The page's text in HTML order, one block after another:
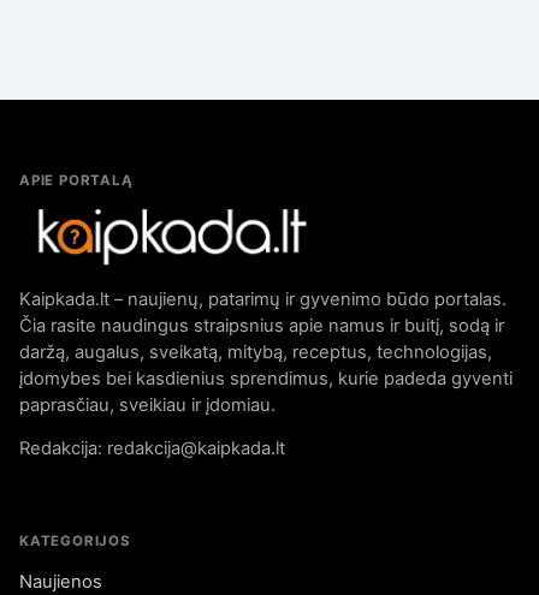
APIE PORTALĄ
Kaipkada.lt – naujienų, patarimų ir gyvenimo būdo portalas.
Čia rasite naudingus straipsnius apie namus ir buitį, sodą ir
daržą, augalus, sveikatą, mitybą, receptus, technologijas,
įdomybes bei kasdienius sprendimus, kurie padeda gyventi
paprasčiau, sveikiau ir įdomiau.
Redakcija: redakcija@kaipkada.lt
KATEGORIJOS
Naujienos